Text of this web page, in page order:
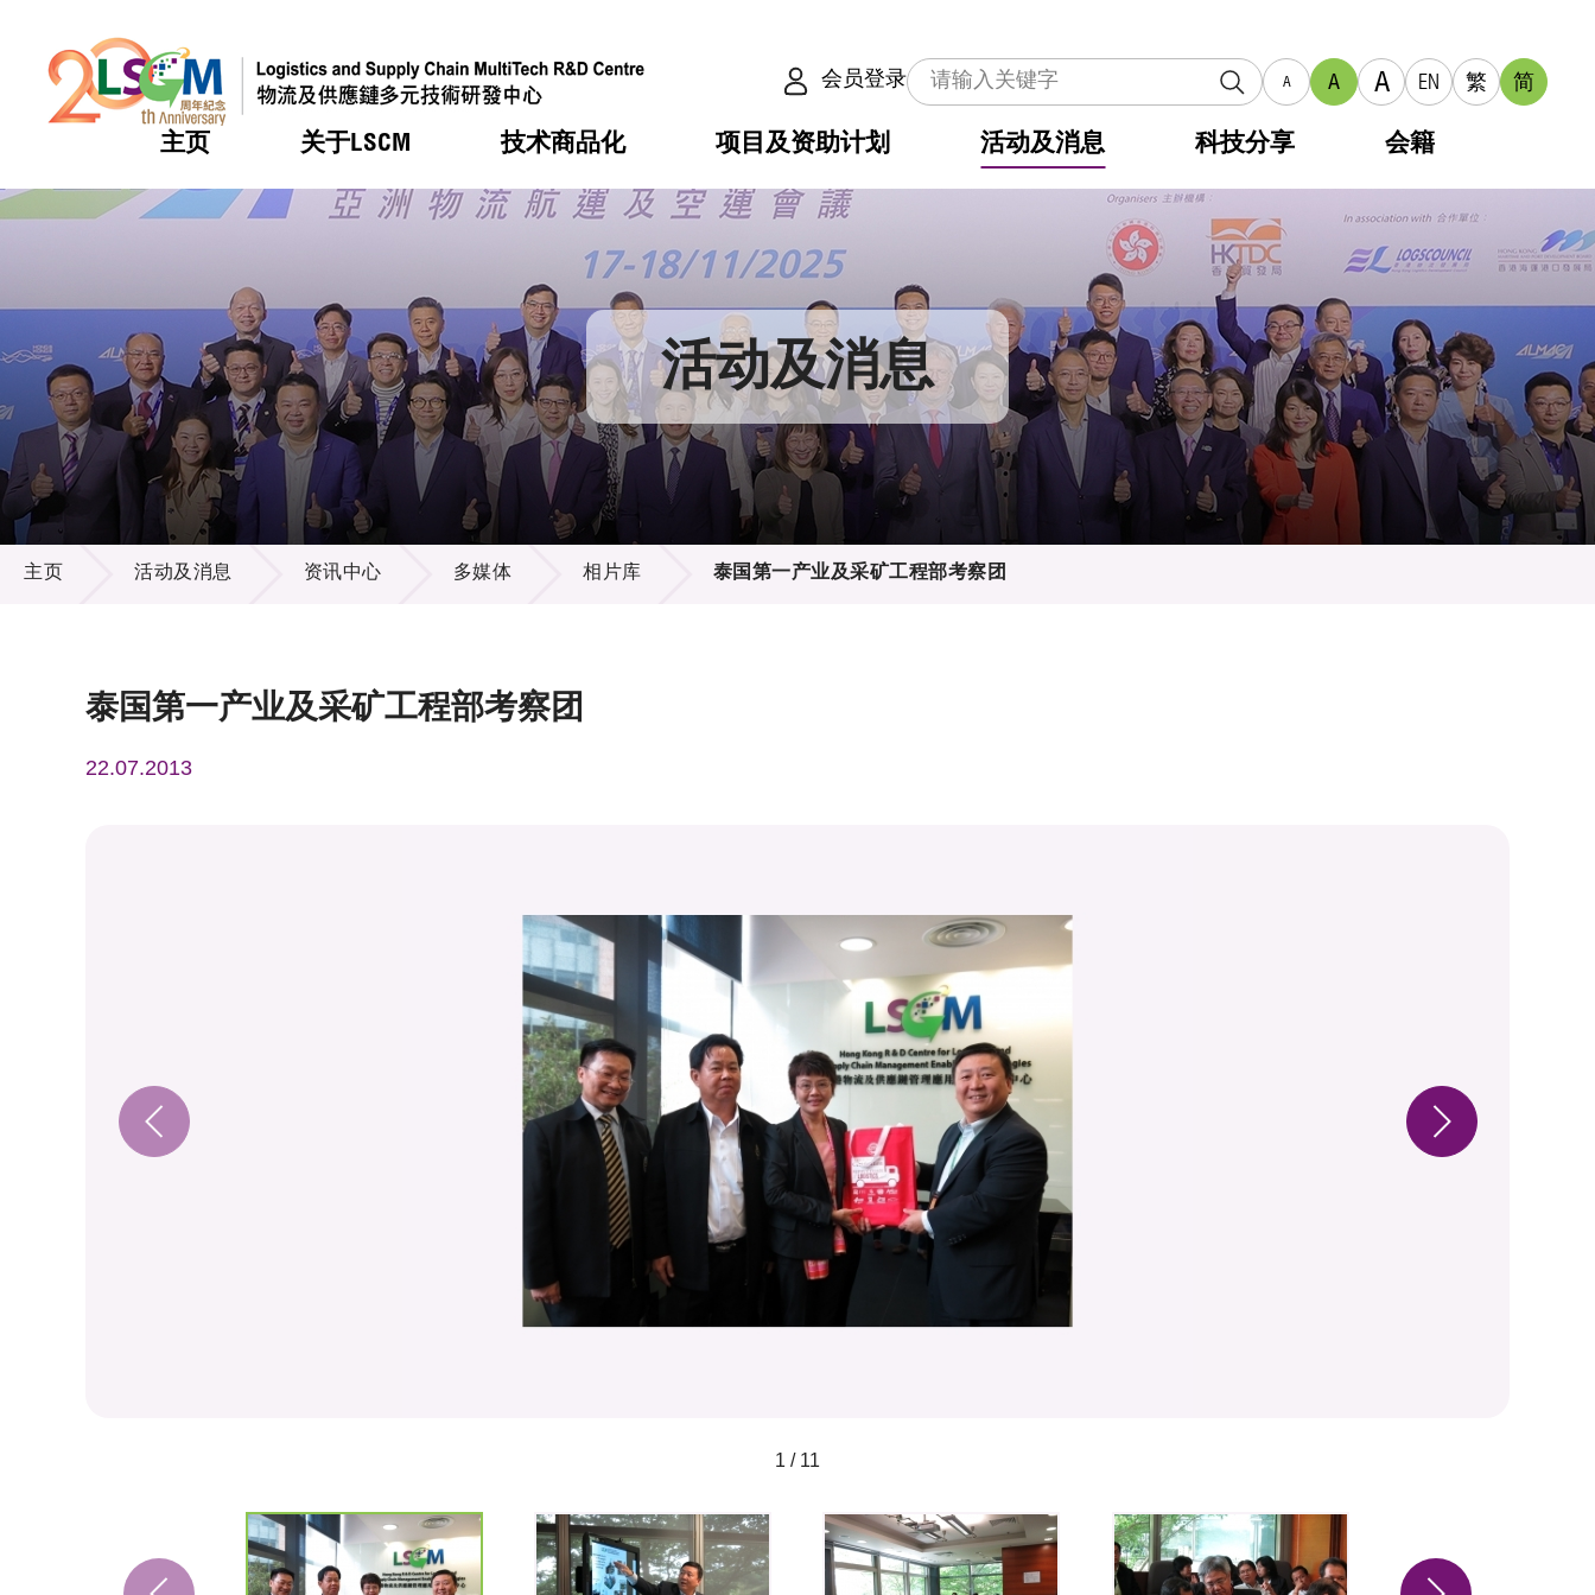
会员登录 A A A EN 繁 简
主页 关于LSCM
热门 机构简介
组织架构
组织架构
董事局
研究顾问
招标通告
技术商品化
热门 服务
可获授权之技术
应用于公共服务之创新技术
重点项目
项目及资助计划
热门 合作计划
资助计划
资助计划
税务优惠
申请
评审
征求研发项目计划书
项目资料库
活动及消息
热门 活动
奖项
新闻中心
媒体报导
新闻稿
资讯中心
多媒体
出版刊物
科技分享 会籍
热门 会籍及服务
会员列表
会员登入 活动及消息
活动及消息
主页 活动及消息 资讯中心 多媒体 相片库 泰国第一产业及采矿工程部考察团
泰国第一产业及采矿工程部考察团
22.07.2013
1 / 11